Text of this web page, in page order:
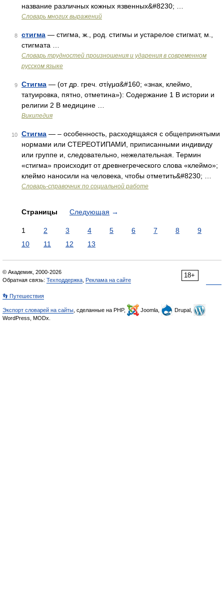
название различных кожных язвенных&#8230; …
Словарь многих выражений
8 стигма — стигма, ж., род. стигмы и устарелое стигмат, м.,
стигмата …
Словарь трудностей произношения и ударения в современном
русском языке
9 Стигма — (от др. греч. στίγμα&#160; «знак, клеймо,
татуировка, пятно, отметина»): Содержание 1 В истории и
религии 2 В медицине …
Википедия
10 Стигма — – особенность, расходящаяся с общепринятыми
нормами или СТЕРЕОТИПАМИ, приписанными индивиду
или группе и, следовательно, нежелательная. Термин
«стигма» происходит от древнегреческого слова «клеймо»;
клеймо наносили на человека, чтобы отметить&#8230; …
Словарь-справочник по социальной работе
Страницы Следующая →
1 2 3 4 5 6 7 8
9
10
11 12 13
18+
© Академик, 2000-2026
Обратная связь: Техподдержка Реклама на сайте
👣 Путешествия
Экспорт словарей на сайты , сделанные на PHP, Joomla,
Drupal,
WordPress, MODx.